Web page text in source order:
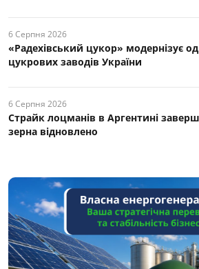
6 Серпня 2026
«Радехівський цукор» модернізує
цукрових заводів України
6 Серпня 2026
Страйк лоцманів в Аргентині
зерна відновлено